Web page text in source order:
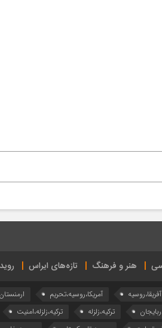
هنر و فرهنگ تازه‌های ایراس
آفریقا،روسیه آمریکا،روسیه،تحریم
ترکیه،زلزله ترکیه،زلزله،امنیت